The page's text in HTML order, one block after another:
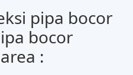
pipa bocor
bocor
: